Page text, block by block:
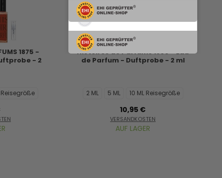
1875 -
- 2
Reisegröße
Histoires de Parfums 1899 - Eau
de Parfum - Duftprobe - 2 ml
2 ML 5 ML 10 ML Reisegröße
10,95 €
VERSANDKOSTEN
AUF LAGER